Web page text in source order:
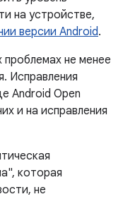
на устройстве,
версии Android.
не менее
Исправления
Android Open
и на исправления
которая
не